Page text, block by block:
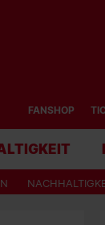
FANSHOP